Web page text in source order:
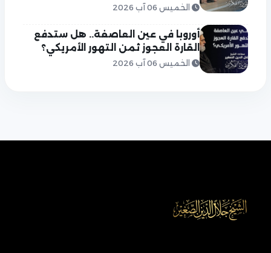
الخميس 06 آب 2026
أوروبا في عين العاصفة.. هل ستدفع
القارة العجوز ثمن التهور الأمريكي؟
الخميس 06 آب 2026